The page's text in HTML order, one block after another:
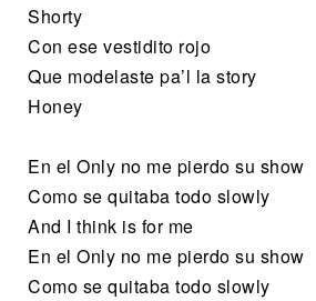
Shorty
Con ese vestidito rojo
Que modelaste pa’l la story
Honey
En el Only no me pierdo su show
Como se quitaba todo slowly
And I think is for me
En el Only no me pierdo su show
Como se quitaba todo slowly